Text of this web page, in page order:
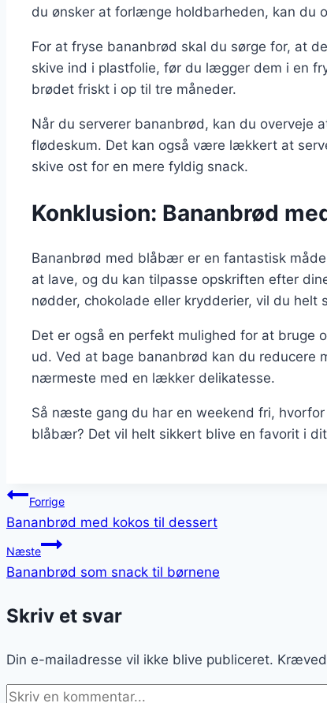
du ønsker at forlænge holdbarheden, kan du
For at fryse bananbrød skal du sørge for, at
skive ind i plastfolie, før du lægger dem i en
brødet friskt i op til tre måneder.
Når du serverer bananbrød, kan du overveje
flødeskum. Det kan også være lækkert at
skive ost for en mere fyldig snack.
Konklusion: Bananbrød
Bananbrød med blåbær er en fantastisk
at lave, og du kan tilpasse opskriften efter
nødder, chokolade eller krydderier, vil du
Det er også en perfekt mulighed for at bruge
ud. Ved at bage bananbrød kan du
nærmeste med en lækker delikatesse.
Så næste gang du har en weekend fri,
blåbær? Det vil helt sikkert blive en favorit i
Indlægsnavigation
Forrige
Bananbrød med kokos til dessert
Næste
Bananbrød som snack til børnene
Skriv et svar
Din e-mailadresse vil ikke blive publiceret.